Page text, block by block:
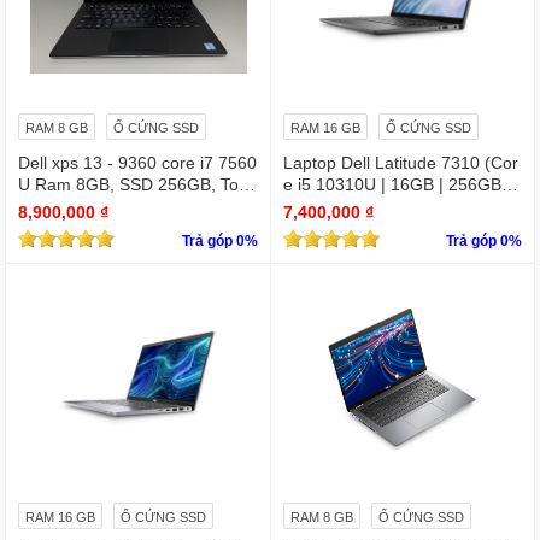
RAM 8 GB Ổ CỨNG SSD
Dell xps 13 - 9360 core i7 7560
U Ram 8GB, SSD 256GB, Touc
hscreen QHD (3200x1800)
8,900,000 ₫
Trả góp 0%
RAM 16 GB Ổ CỨNG SSD
Laptop Dell Latitude 7310 (Cor
e i5 10310U | 16GB | 256GB | I
ntel UHD | 13.3 FHD
7,400,000 ₫
Trả góp 0%
RAM 16 GB Ổ CỨNG SSD RAM 8 GB Ổ CỨNG SSD